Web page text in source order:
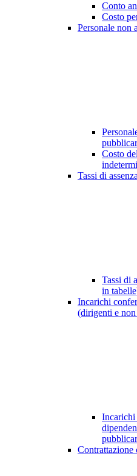
Conto
Costo
Personale non
Costo
Tassi di assenza
Tassi di
in
Incarichi
(dirigenti e
Incarichi
Contrattazione